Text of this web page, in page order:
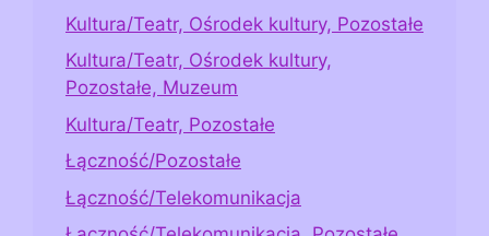
Kultura/Teatr, Ośrodek kultury, Pozostałe
Kultura/Teatr, Ośrodek kultury,
Pozostałe, Muzeum
Kultura/Teatr, Pozostałe
Łączność/Pozostałe
Łączność/Telekomunikacja